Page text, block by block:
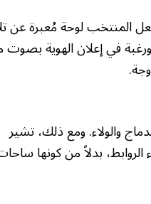
المنتخب لوحة مُعبرة عن
في إعلان الهوية بصوت
والولاء. ومع ذلك، تشير
بدلاً من كونها